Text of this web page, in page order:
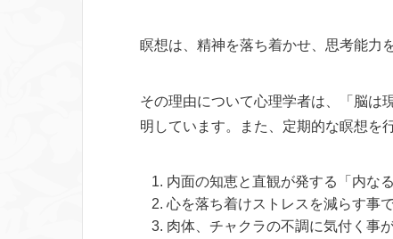
瞑想は、精神を落ち着かせ、思考能力
その理由について心理学者は、「脳は
明しています。また、定期的な瞑想を
内面の知恵と直観が発する「内な
心を落ち着けストレスを減らす事
肉体、チャクラの不調に気付く事